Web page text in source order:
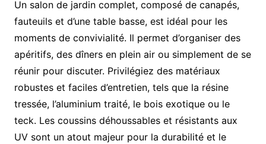
Un salon de jardin complet, composé de canapés,
fauteuils et d’une table basse, est idéal pour les
moments de convivialité. Il permet d’organiser des
apéritifs, des dîners en plein air ou simplement de se
réunir pour discuter. Privilégiez des matériaux
robustes et faciles d’entretien, tels que la résine
tressée, l’aluminium traité, le bois exotique ou le
teck. Les coussins déhoussables et résistants aux
UV sont un atout majeur pour la durabilité et le